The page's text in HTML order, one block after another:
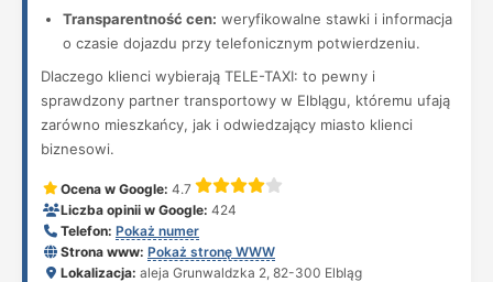
Transparentność cen: weryfikowalne stawki i informacja
o czasie dojazdu przy telefonicznym potwierdzeniu.
Dlaczego klienci wybierają TELE-TAXI: to pewny i
sprawdzony partner transportowy w Elblągu, któremu ufają
zarówno mieszkańcy, jak i odwiedzający miasto klienci
biznesowi.
Ocena w Google: 4.7
Liczba opinii w Google: 424
Telefon: Pokaż numer
Strona www: Pokaż stronę WWW
Lokalizacja: aleja Grunwaldzka 2, 82-300 Elbląg